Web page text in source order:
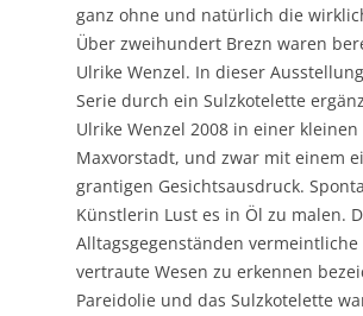
ganz ohne und natürlich die
Über zweihundert Brezn waren
Ulrike Wenzel. In dieser
Serie durch ein Sulzkotelette
Ulrike Wenzel 2008 in einer
Maxvorstadt, und zwar mit einem
grantigen Gesichtsausdruck.
Künstlerin Lust es in Öl zu malen.
Alltagsgegenständen
vertraute Wesen zu erkennen
Pareidolie und das Sulzkotelette